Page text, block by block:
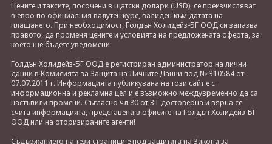
Цените и таксите, посочени в щатски долари (USD), се преизчисляват
в евро по официалния валутен курс, валиден към датата на
плащането. При необходимост, Голдън Холидейз-БГ ООД си запазва
правото, да променя цените и условията на предложената оферта, за
което ще бъдете уведомени.
Голдън Холидейз-БГ ООД е регистриран администратор на лични
данни в Комисията за Защита на Личните Данни под № 310584 от
07.07.2011 г. Информацията публикувана на този сайт е с
информационна и рекламна цел и е възможно междувременно да са
настъпили промени. Съгласно чл.80 от ЗТ достоверна и вярна се
счита информацията, представена в офисите на Голдън Холидейз-БГ
ООД или на оторизираните агенти!
Съдържанието на тези страници е под защитата на Закона за